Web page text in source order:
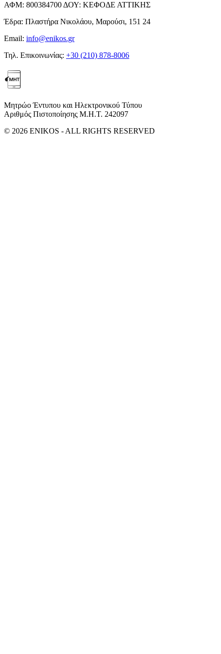
ΑΦΜ: 800384700 ΔΟΥ: ΚΕΦΟΔΕ ΑΤΤΙΚΗΣ
Έδρα: Πλαστήρα Νικολάου, Μαρούσι, 151 24
Email: info@enikos.gr
Τηλ. Επικοινωνίας: +30 (210) 878-8006
Μητρώο Έντυπου και Ηλεκτρονικού Τύπου
Αριθμός Πιστοποίησης Μ.Η.Τ. 242097
© 2026 ENIKOS - ALL RIGHTS RESERVED